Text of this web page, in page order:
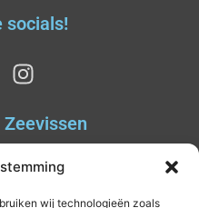
wij technologieën zoals
socials!
Zeevissen
Tochten & Prijzen